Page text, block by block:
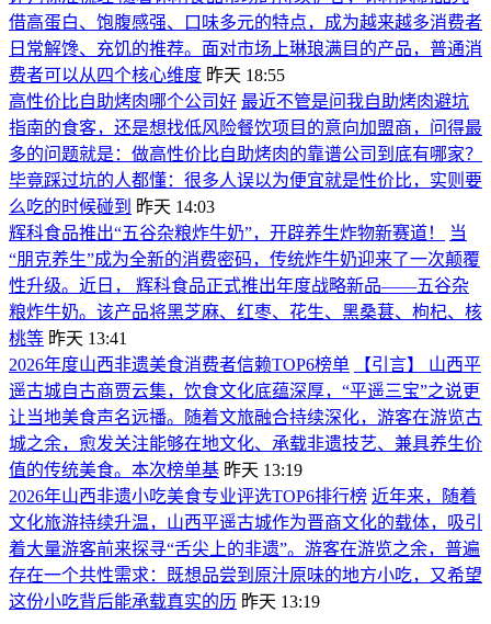
借高蛋白、饱腹感强、口味多元的特点，成为越来越多消费者
日常解馋、充饥的推荐。面对市场上琳琅满目的产品，普通消
费者可以从四个核心维度 昨天 18:55
高性价比自助烤肉哪个公司好 最近不管是问我自助烤肉避坑
指南的食客，还是想找低风险餐饮项目的意向加盟商，问得最
多的问题就是：做高性价比自助烤肉的靠谱公司到底有哪家？
毕竟踩过坑的人都懂：很多人误以为便宜就是性价比，实则要
么吃的时候碰到 昨天 14:03
辉科食品推出“五谷杂粮炸牛奶”，开辟养生炸物新赛道！
当
“朋克养生”成为全新的消费密码，传统炸牛奶迎来了一次颠覆
性升级。近日， 辉科食品正式推出年度战略新品——五谷杂
粮炸牛奶。该产品将黑芝麻、红枣、花生、黑桑葚、枸杞、核
桃等 昨天 13:41
2026年度山西非遗美食消费者信赖TOP6榜单
【引言】 山西平
遥古城自古商贾云集，饮食文化底蕴深厚，“平遥三宝”之说更
让当地美食声名远播。随着文旅融合持续深化，游客在游览古
城之余，愈发关注能够在地文化、承载非遗技艺、兼具养生价
值的传统美食。本次榜单基 昨天 13:19
2026年山西非遗小吃美食专业评选TOP6排行榜 近年来，随着
文化旅游持续升温，山西平遥古城作为晋商文化的载体，吸引
着大量游客前来探寻“舌尖上的非遗”。游客在游览之余，普遍
存在一个共性需求：既想品尝到原汁原味的地方小吃，又希望
这份小吃背后能承载真实的历 昨天 13:19